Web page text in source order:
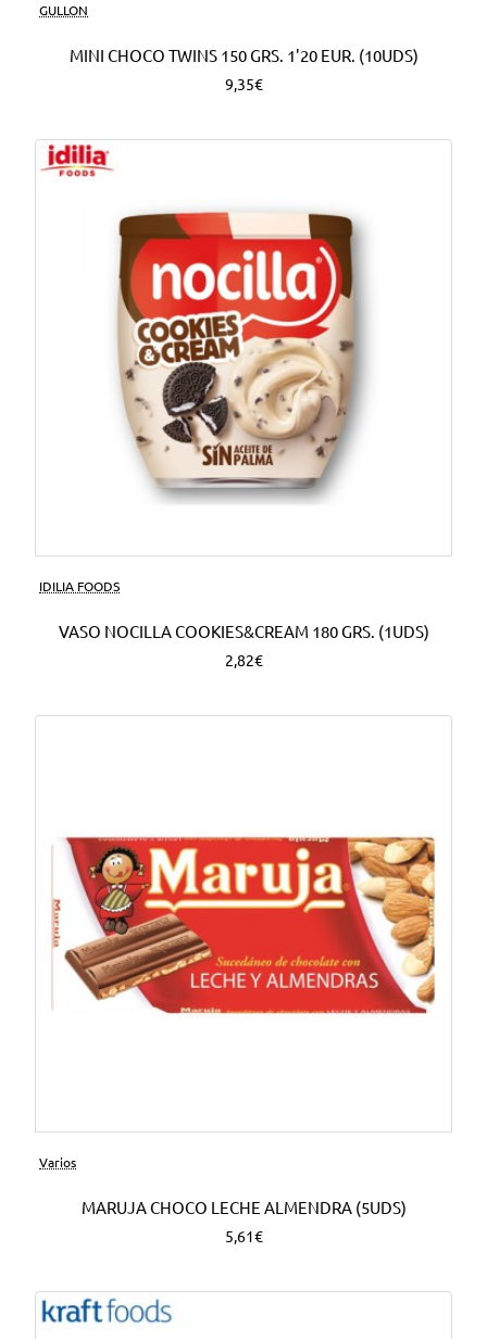
GULLON
MINI CHOCO TWINS 150 GRS. 1'20 EUR. (10UDS)
9,35€
IDILIA FOODS
VASO NOCILLA COOKIES&CREAM 180 GRS. (1UDS)
2,82€
Varios
MARUJA CHOCO LECHE ALMENDRA (5UDS)
5,61€